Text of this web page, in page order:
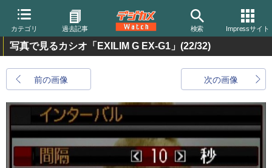
カテゴリ 過去記事 検索 Impressサイト
写真で見るカシオ「EXILIM G EX-G1」 (22/32)
前の画像 次の画像